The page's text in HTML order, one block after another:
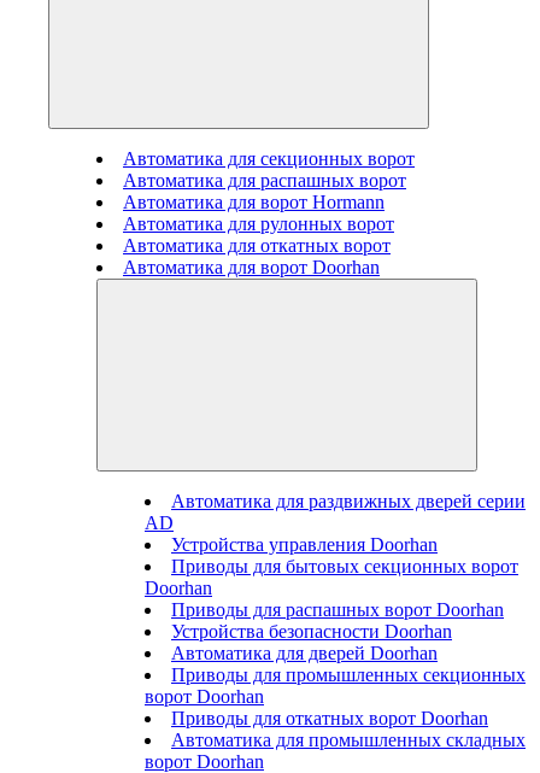
Автоматика для секционных ворот
Автоматика для распашных ворот
Автоматика для ворот Hormann
Автоматика для рулонных ворот
Автоматика для откатных ворот
Автоматика для ворот Doorhan
Автоматика для раздвижных дверей серии
AD
Устройства управления Doorhan
Приводы для бытовых секционных ворот
Doorhan
Приводы для распашных ворот Doorhan
Устройства безопасности Doorhan
Автоматика для дверей Doorhan
Приводы для промышленных секционных
ворот Doorhan
Приводы для откатных ворот Doorhan
Автоматика для промышленных складных
ворот Doorhan